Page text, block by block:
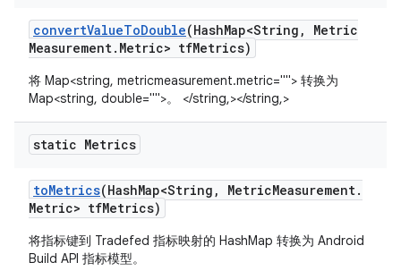
convertValueToDouble(HashMap<String ,
Metric
Measurement. Metric> tfMetrics)
将 Map<string, metricmeasurement.metric=""> 转换为
Map<string, double="">。 </string,></string,>
static Metrics
toMetrics(HashMap<String , MetricMeasurement.
Metric> tfMetrics)
将指标键到 Tradefed 指标映射的 HashMap 转换为 Android
Build API 指标模型。